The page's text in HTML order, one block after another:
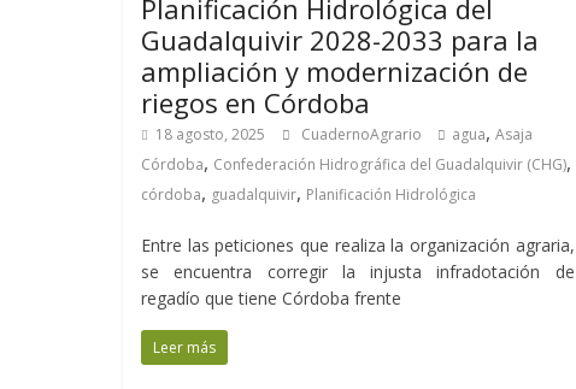
Planificación Hidrológica del
Guadalquivir 2028-2033 para la
ampliación y modernización de
riegos en Córdoba
18 agosto, 2025 CuadernoAgrario agua, Asaja
Córdoba, Confederación Hidrográfica del Guadalquivir (CHG),
córdoba, guadalquivir, Planificación Hidrológica
Entre las peticiones que realiza la organización agraria,
se encuentra corregir la injusta infradotación de
regadío que tiene Córdoba frente
Leer más